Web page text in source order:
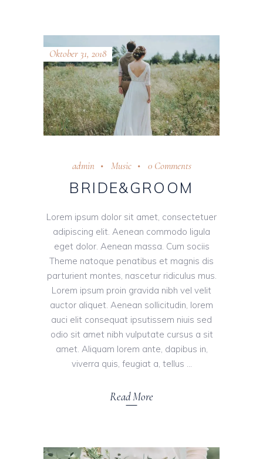
Oktober 31, 2018
admin Music 0 Comments
BRIDE&GROOM
Lorem ipsum dolor sit amet, consectetuer
adipiscing elit. Aenean commodo ligula
eget dolor. Aenean massa. Cum sociis
Theme natoque penatibus et magnis dis
parturient montes, nascetur ridiculus mus.
Lorem ipsum proin gravida nibh vel velit
auctor aliquet. Aenean sollicitudin, lorem
auci elit consequat ipsutissem niuis sed
odio sit amet nibh vulputate cursus a sit
amet. Aliquam lorem ante, dapibus in,
viverra quis, feugiat a, tellus
Read More